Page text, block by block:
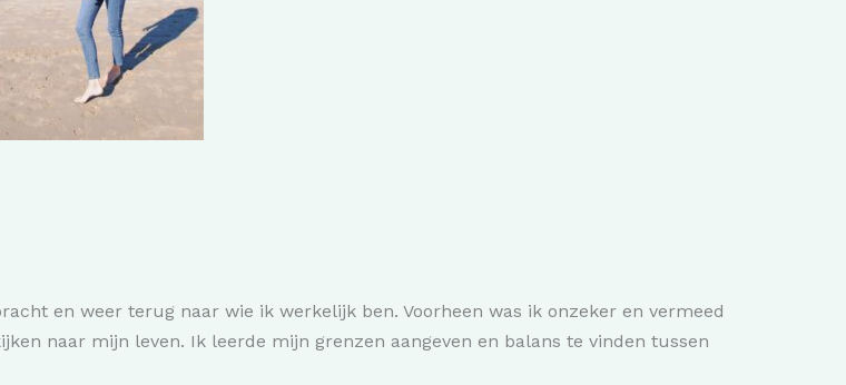
en weer terug naar wie ik werkelijk ben. Voorheen was ik onzeker en vermeed
naar mijn leven. Ik leerde mijn grenzen aangeven en balans te vinden tussen